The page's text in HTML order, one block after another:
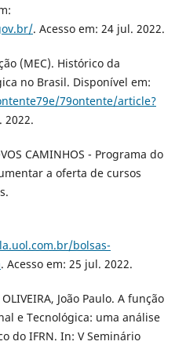
. Acesso em: 24 jul. 2022.
(MEC). Histórico da
no Brasil. Disponível em:
79ontente/article?
2022.
CAMINHOS - Programa do
a oferta de cursos
bolsas-
. Acesso em: 25 jul. 2022.
João Paulo. A função
e Tecnológica: uma análise
do IFRN. In: V Seminário